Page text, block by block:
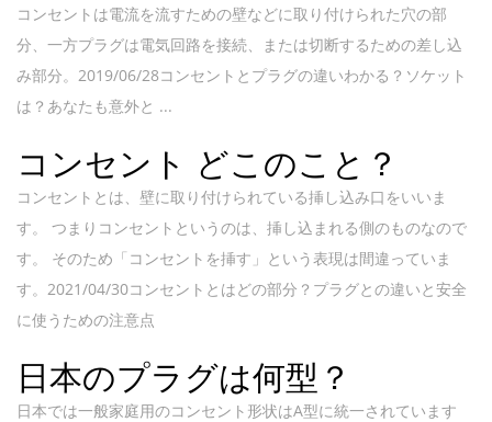
コンセントは電流を流すための壁などに取り付けられた穴の部
分、一方プラグは電気回路を接続、または切断するための差し込
み部分。2019/06/28コンセントとプラグの違いわかる？ソケット
は？あなたも意外と ...
コンセント どこのこと？
コンセントとは、壁に取り付けられている挿し込み口をいいま
す。 つまりコンセントというのは、挿し込まれる側のものなので
す。 そのため「コンセントを挿す」という表現は間違っていま
す。2021/04/30コンセントとはどの部分？プラグとの違いと安全
に使うための注意点
日本のプラグは何型？
日本では一般家庭用のコンセント形状はA型に統一されています